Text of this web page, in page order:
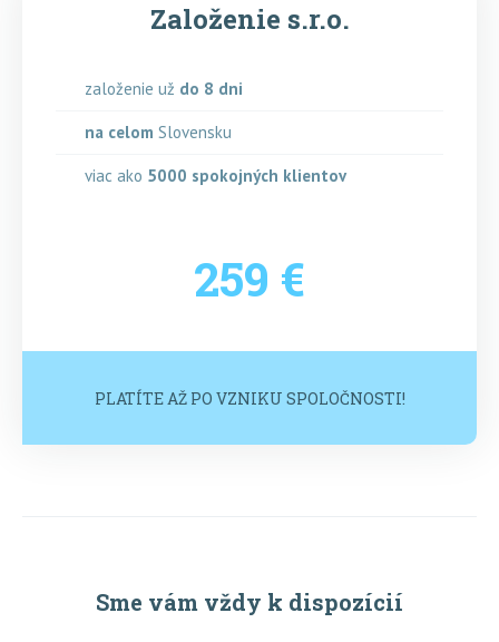
Založenie s.r.o.
založenie už do 8 dni
na celom Slovensku
viac ako 5000 spokojných klientov
259 €
PLATÍTE AŽ PO VZNIKU SPOLOČNOSTI!
Sme vám vždy k dispozícií